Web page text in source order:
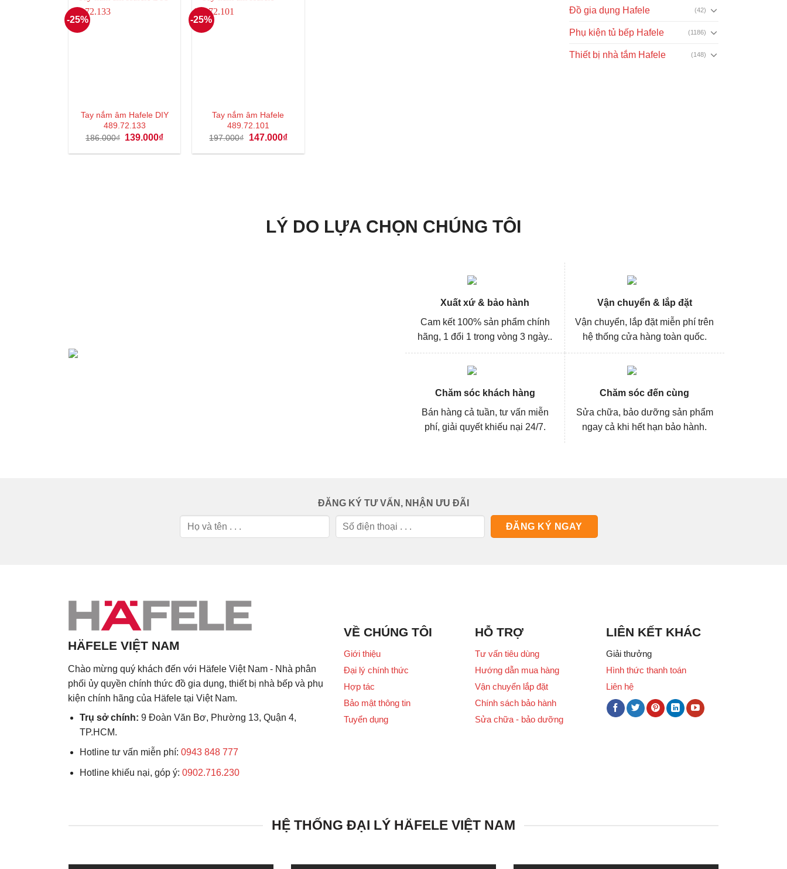
-25%
Tay nắm âm Hafele DIY
489.72.133
186.000₫ Giá
là:
139.000₫Giá
tại
-25%
Tay nắm âm Hafele
489.72.101
197.000₫
Giá
là:
147.000₫Giá
tại
Đồ gia dụng Hafele (42)
Phụ kiện tủ bếp Hafele (1186)
Thiết bị nhà tắm Hafele (148)
LÝ DO LỰA CHỌN CHÚNG TÔI
Xuất xứ & bảo hành
Cam kết 100% sản phẩm chính
hãng, 1 đổi 1 trong vòng 3 ngày..
Vận chuyển & lắp đặt
Vận chuyển, lắp đặt miễn phí trên
hệ thống cửa hàng toàn quốc.
Chăm sóc khách hàng
Bán hàng cả tuần, tư vấn miễn
phí, giải quyết khiếu nại 24/7.
Chăm sóc đến cùng
Sửa chữa, bảo dưỡng sản phẩm
ngay cả khi hết hạn bảo hành.
ĐĂNG KÝ TƯ VẤN, NHẬN ƯU ĐÃI
HÄFELE VIỆT NAM
Chào mừng quý khách đến với Häfele Việt Nam - Nhà phân
phối ủy quyền chính thức đồ gia dụng, thiết bị nhà bếp và phụ
kiện chính hãng của Häfele tại Việt Nam.
Trụ sở chính: 9 Đoàn Văn Bơ, Phường 13, Quận 4,
TP.HCM.
Hotline tư vấn miễn phí:0943 848 777
Hotline khiếu nại, góp ý:0902.716.230
VỀ CHÚNG TÔI
Giới thiệu
Đại lý chính thức
Hợp tác
Bảo mật thông tin
Tuyển dụng
HỖ TRỢ
Tư vấn tiêu dùng
Hướng dẫn mua hàng
Vận chuyển lắp đặt
Chính sách bảo hành
Sửa chữa - bảo dưỡng
LIÊN KẾT KHÁC
Giải thưởng
Hình thức thanh toán
Liên hệ
HỆ THỐNG ĐẠI LÝ HÄFELE VIỆT NAM